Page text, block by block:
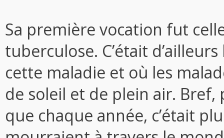
Sa première vocation fut
tuberculose. C’était
cette maladie et où les
de soleil et de plein air.
que chaque année, c’était